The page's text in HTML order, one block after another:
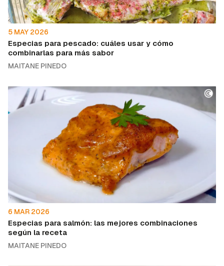
5 MAY 2026
Especias para pescado: cuáles usar y cómo
combinarlas para más sabor
MAITANE PINEDO
6 MAR 2026
Especias para salmón: las mejores combinaciones
según la receta
MAITANE PINEDO